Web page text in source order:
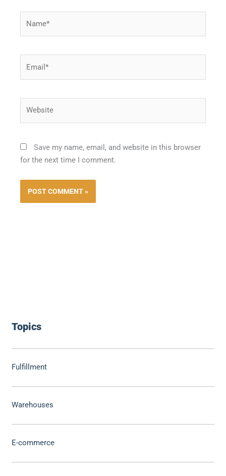
Topics
Fulfillment
Warehouses
E-commerce
Save my name, email, and website in this browser
for the next time I comment.